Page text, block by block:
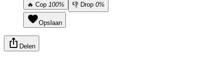
🔥 Cop 100% 👎 Drop 0%
Opslaan
Delen